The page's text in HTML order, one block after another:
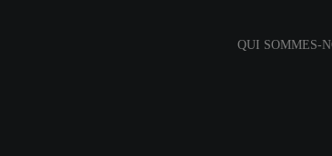
QUI SOMMES-